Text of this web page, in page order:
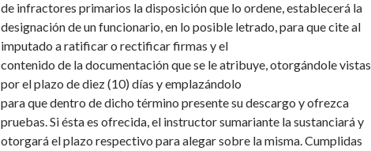
de infractores primarios la disposición que lo ordene, establecerá la
designación de un funcionario, en lo posible letrado, para que cite al
imputado a ratificar o rectificar firmas y el
contenido de la documentación que se le atribuye, otorgándole vistas
por el plazo de diez (10) días y emplazándolo
para que dentro de dicho término presente su descargo y ofrezca
pruebas. Si ésta es ofrecida, el instructor sumariante la sustanciará y
otorgará el plazo respectivo para alegar sobre la misma. Cumplidas